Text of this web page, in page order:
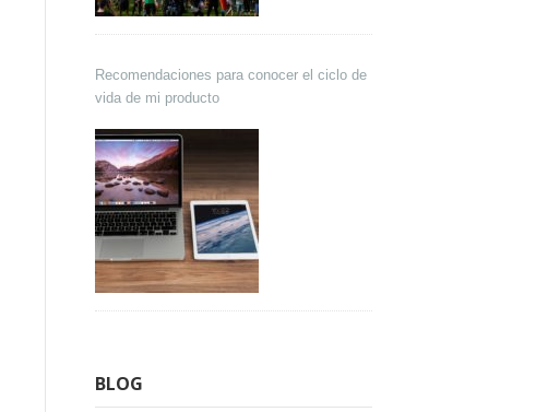
Recomendaciones para conocer el ciclo de
vida de mi producto
BLOG